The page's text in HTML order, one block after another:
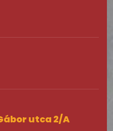
utca 2/A